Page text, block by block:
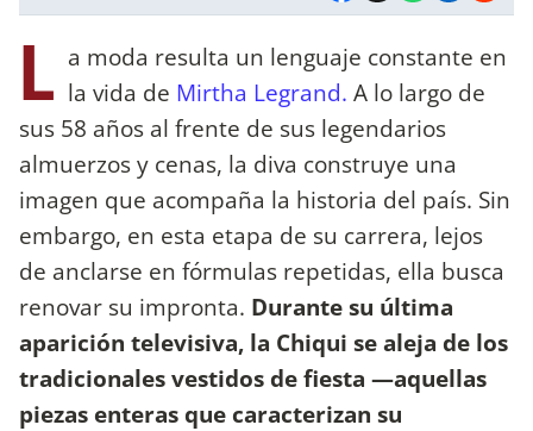
L a moda resulta un lenguaje constante en
la vida de Mirtha Legrand. A lo largo de
sus 58 años al frente de sus legendarios
almuerzos y cenas, la diva construye una
imagen que acompaña la historia del país. Sin
embargo, en esta etapa de su carrera, lejos
de anclarse en fórmulas repetidas, ella busca
renovar su impronta. Durante su última
aparición televisiva, la Chiqui se aleja de los
tradicionales vestidos de fiesta —aquellas
piezas enteras que caracterizan su